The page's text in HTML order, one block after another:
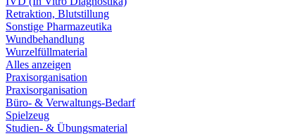
Retraktion, Blutstillung
Sonstige Pharmazeutika
Wundbehandlung
Wurzelfüllmaterial
Alles anzeigen
Praxisorganisation
Praxisorganisation
Büro- & Verwaltungs-Bedarf
Spielzeug
Studien- & Übungsmaterial